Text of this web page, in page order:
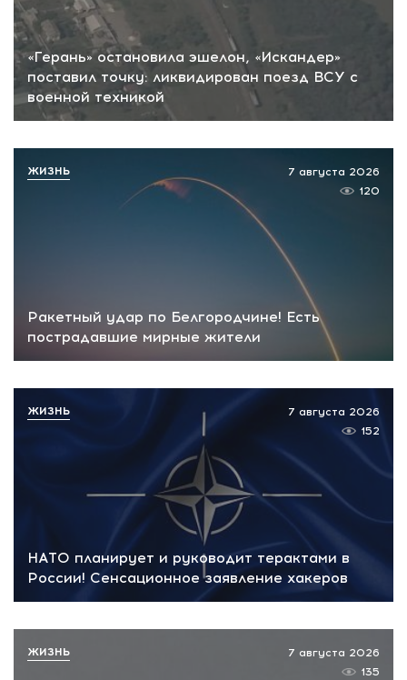
«Герань» остановила эшелон, «Искандер»
поставил точку: ликвидирован поезд ВСУ с
военной техникой
Ракетный удар по Белгородчине! Есть
пострадавшие мирные жители
7 августа 2026
120
ЖИЗНЬ
НАТО планирует и руководит терактами в
России! Сенсационное заявление хакеров
7 августа 2026
152
ЖИЗНЬ
7 августа 2026
135
ЖИЗНЬ